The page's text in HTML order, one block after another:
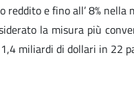
e fino all’ 8%
la misura più
miliardi di dollari in 22